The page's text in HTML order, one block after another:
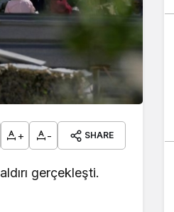
+ - SHARE
gerçekleşti.